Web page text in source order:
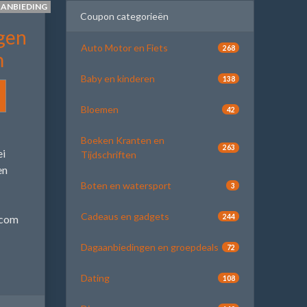
Coupon categorieën
Auto Motor en Fiets 268
Baby en kinderen 138
Bloemen 42
Boeken Kranten en
Tijdschriften
263
Boten en watersport 3
Cadeaus en gadgets 244
Dagaanbiedingen en groepdeals 72
Dating 108